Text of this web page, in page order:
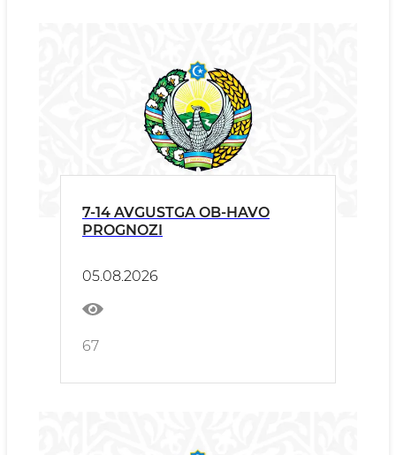
7-14 AVGUSTGA OB-HAVO
PROGNOZI
05.08.2026
67